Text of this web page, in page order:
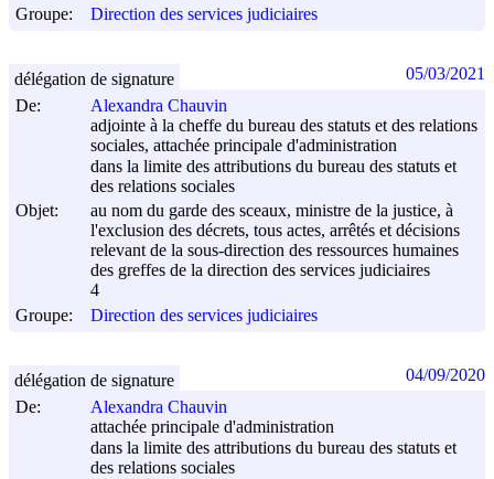
Groupe:
Direction des services judiciaires
De:
Alexandra Chauvin
adjointe à la cheffe du bureau des statuts et des relations
sociales, attachée principale d'administration
dans la limite des attributions du bureau des statuts et
des relations sociales
Objet:
au nom du garde des sceaux, ministre de la justice, à
l'exclusion des décrets, tous actes, arrêtés et décisions
relevant de la sous-direction des ressources humaines
des greffes de la direction des services judiciaires
4
Groupe:
Direction des services judiciaires
délégation de signature 05/03/2021
De:
Alexandra Chauvin
attachée principale d'administration
dans la limite des attributions du bureau des statuts et
des relations sociales
délégation de signature 04/09/2020